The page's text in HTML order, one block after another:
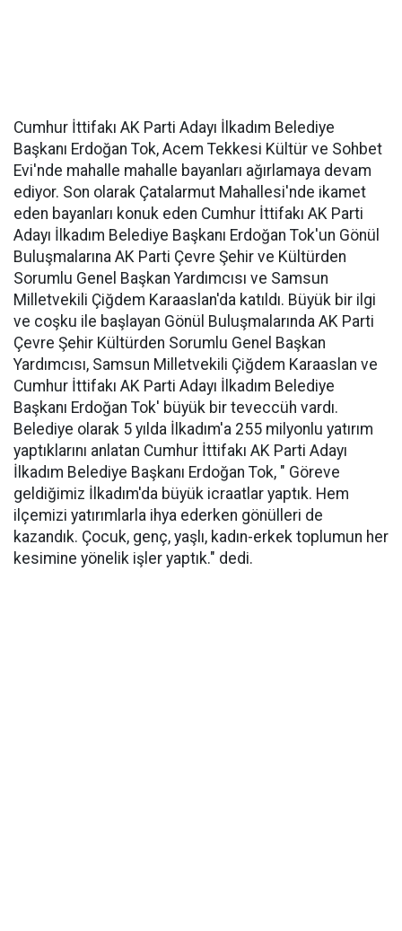
Cumhur İttifakı AK Parti Adayı İlkadım Belediye
Başkanı Erdoğan Tok, Acem Tekkesi Kültür ve Sohbet
Evi'nde mahalle mahalle bayanları ağırlamaya devam
ediyor. Son olarak Çatalarmut Mahallesi'nde ikamet
eden bayanları konuk eden Cumhur İttifakı AK Parti
Adayı İlkadım Belediye Başkanı Erdoğan Tok'un Gönül
Buluşmalarına AK Parti Çevre Şehir ve Kültürden
Sorumlu Genel Başkan Yardımcısı ve Samsun
Milletvekili Çiğdem Karaaslan'da katıldı. Büyük bir ilgi
ve coşku ile başlayan Gönül Buluşmalarında AK Parti
Çevre Şehir Kültürden Sorumlu Genel Başkan
Yardımcısı, Samsun Milletvekili Çiğdem Karaaslan ve
Cumhur İttifakı AK Parti Adayı İlkadım Belediye
Başkanı Erdoğan Tok' büyük bir teveccüh vardı.
Belediye olarak 5 yılda İlkadım'a 255 milyonlu yatırım
yaptıklarını anlatan Cumhur İttifakı AK Parti Adayı
İlkadım Belediye Başkanı Erdoğan Tok, " Göreve
geldiğimiz İlkadım'da büyük icraatlar yaptık. Hem
ilçemizi yatırımlarla ihya ederken gönülleri de
kazandık. Çocuk, genç, yaşlı, kadın-erkek toplumun her
kesimine yönelik işler yaptık." dedi.